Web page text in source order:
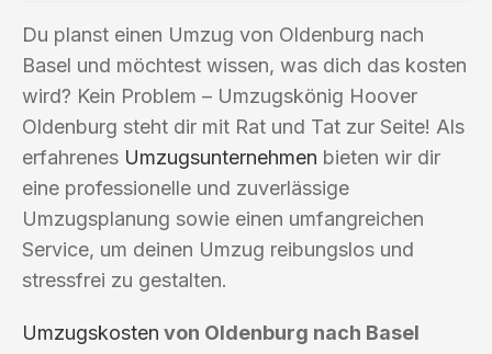
Du planst einen Umzug von Oldenburg nach
Basel und möchtest wissen, was dich das kosten
wird? Kein Problem – Umzugskönig Hoover
Oldenburg steht dir mit Rat und Tat zur Seite! Als
erfahrenes Umzugsunternehmen bieten wir dir
eine professionelle und zuverlässige
Umzugsplanung sowie einen umfangreichen
Service, um deinen Umzug reibungslos und
stressfrei zu gestalten.
Umzugskosten von Oldenburg nach Basel